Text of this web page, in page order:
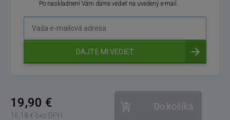
Po naskladnení Vám dáme vedieť na uvedený e-mail.
DAJTE MI VEDIEŤ
19,90 €
16,18 € bez DPH
Do košíka